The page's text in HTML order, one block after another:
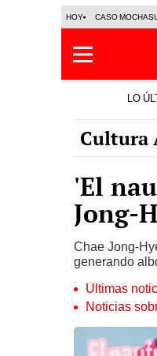
HOY CASO
LO
Cultura
'El
Jong-
Chae Jong-
generando
Últimas
Noticias